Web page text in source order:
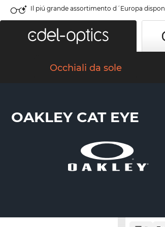
Il piú grande assortimento d´Europa
Occhiali da sole
OAKLEY CAT EYE